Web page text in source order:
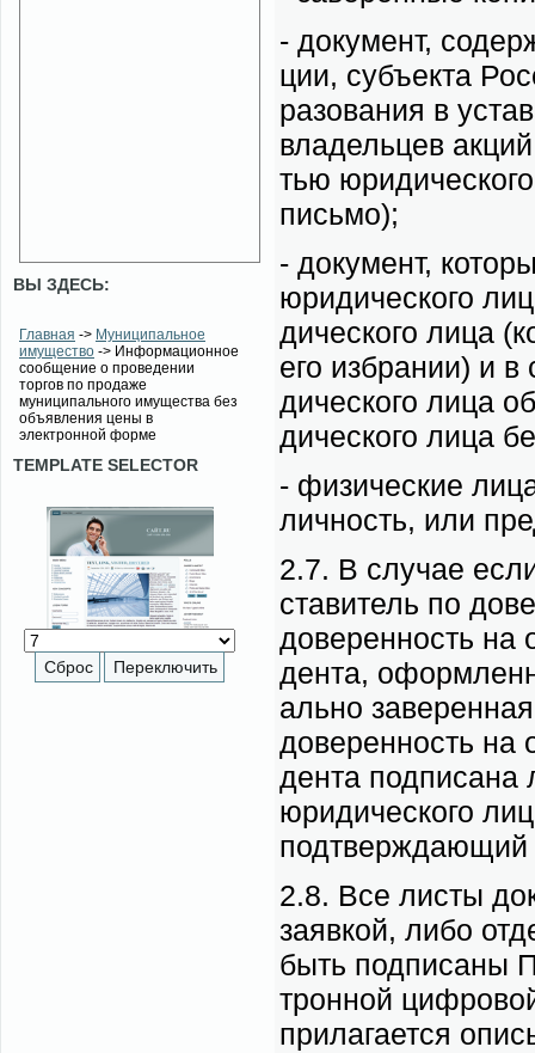
ВЫ ЗДЕСЬ:
Главная -> Муниципальное
имущество -> Информационное
сообщение о проведении
торгов по продаже
муниципального имущества без
объявления цены в
электронной форме
TEMPLATE SELECTOR
- до­ку­мент,
ции, субъ­ек­та
ра­зо­ва­ния в
вла­дель­цев
тью
пись­мо);
- до­ку­мент,
юри­ди­че­ско­го
ди­че­ско­го ли­ца
его из­бра­нии) и
ди­че­ско­го ли­ца
ди­че­ско­го ли­ца
- физи­че­ские
лич­ность, или
2.7. В слу­чае
ста­ви­тель по
до­ве­рен­ность на
ден­та,
аль­но
до­ве­рен­ность на
ден­та под­пи­са­на
юри­ди­че­ско­го
под­твер­жда­ю­щий
2.8. Все ли­сты
за­яв­кой, ли­бо
быть под­пи­са­ны
трон­ной
при­ла­га­ет­ся